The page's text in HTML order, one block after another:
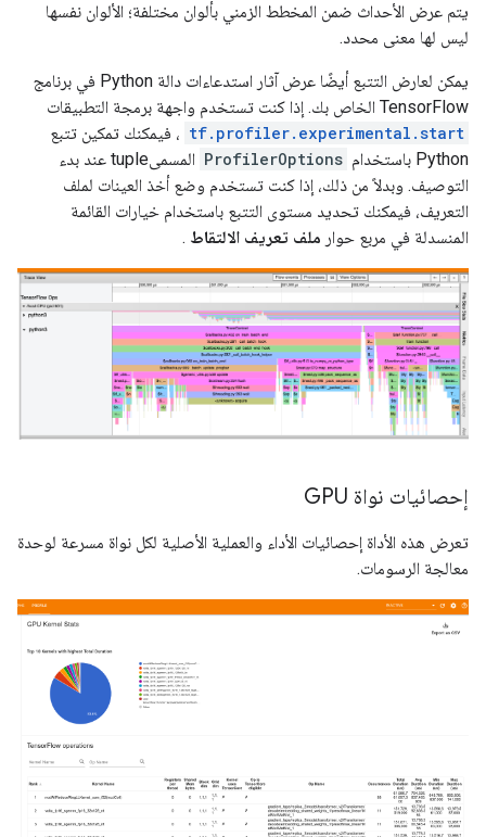
يتم عرض الأحداث ضمن المخطط الزمني بألوان مختلفة؛ الألوان نفسها
ليس لها معنى محدد.
يمكن لعارض التتبع أيضًا عرض آثار استدعاءات دالة Python في برنامج
TensorFlow الخاص بك. إذا كنت تستخدم واجهة برمجة التطبيقات
tf.profiler.experimental.start ، فيمكنك تمكين تتبع
Python باستخدام
ProfilerOptions
المسمىtuple عند بدء
التوصيف. وبدلاً من ذلك، إذا كنت تستخدم وضع أخذ العينات لملف
التعريف، فيمكنك تحديد مستوى التتبع باستخدام خيارات القائمة
المنسدلة في مربع حوار ملف تعريف الالتقاط .
إحصائيات نواة GPU
تعرض هذه الأداة إحصائيات الأداء والعملية الأصلية لكل نواة مسرعة لوحدة
معالجة الرسومات.